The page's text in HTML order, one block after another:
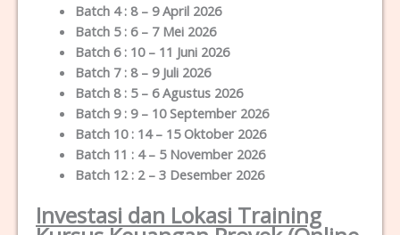
Batch 4 : 8 – 9 April 2026
Batch 5 : 6 – 7 Mei 2026
Batch 6 : 10 – 11 Juni 2026
Batch 7 : 8 – 9 Juli 2026
Batch 8 : 5 – 6 Agustus 2026
Batch 9 : 9 – 10 September 2026
Batch 10 : 14 – 15 Oktober 2026
Batch 11 : 4 – 5 November 2026
Batch 12 : 2 – 3 Desember 2026
Investasi dan Lokasi Training